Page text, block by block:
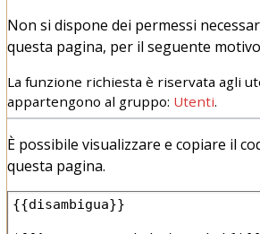
Non si dispone dei permessi
questa pagina, per il seguente
La funzione richiesta è riservata agli
appartengono al gruppo: Utenti.
È possibile visualizzare e copiare il
questa pagina.